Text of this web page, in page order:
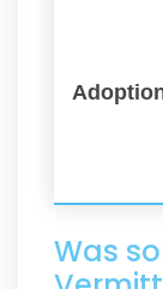
Was